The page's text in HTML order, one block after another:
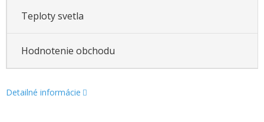
Teploty svetla
Hodnotenie obchodu
Detailné informácie